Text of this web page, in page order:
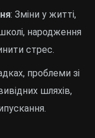
: Зміни у житті,
народження
стрес.
проблеми зі
шляхів,